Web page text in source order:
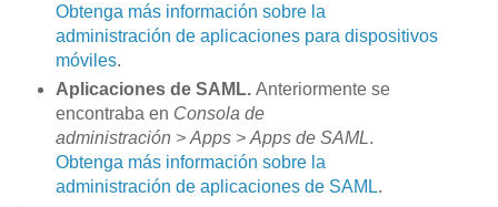
Obtenga más información sobre la
administración de aplicaciones para dispositivos
móviles.
Aplicaciones de SAML. Anteriormente se
encontraba en Consola de
administración > Apps > Apps de SAML.
Obtenga más información sobre la
administración de aplicaciones de SAML.